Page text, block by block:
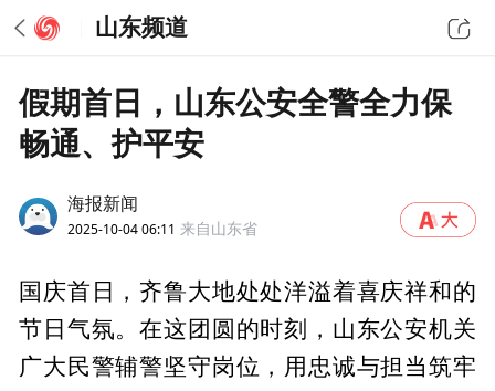
山东频道
假期首日，山东公安全警全力保
畅通、护平安
海报新闻
2025-10-04 06:11 来自山东省
国庆首日，齐鲁大地处处洋溢着喜庆祥和的
节日气氛。在这团圆的时刻，山东公安机关
广大民警辅警坚守岗位，用忠诚与担当筑牢